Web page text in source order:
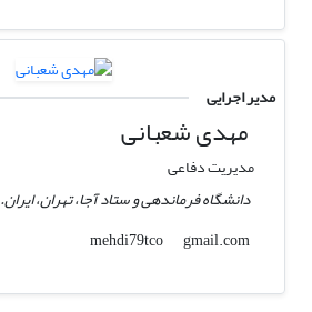
مدیر اجرایی
مهدی شعبانی
مدیریت دفاعی
دانشگاه فرماندهی و ستاد آجا، تهران، ایران.
mehdi79tco
gmail.com